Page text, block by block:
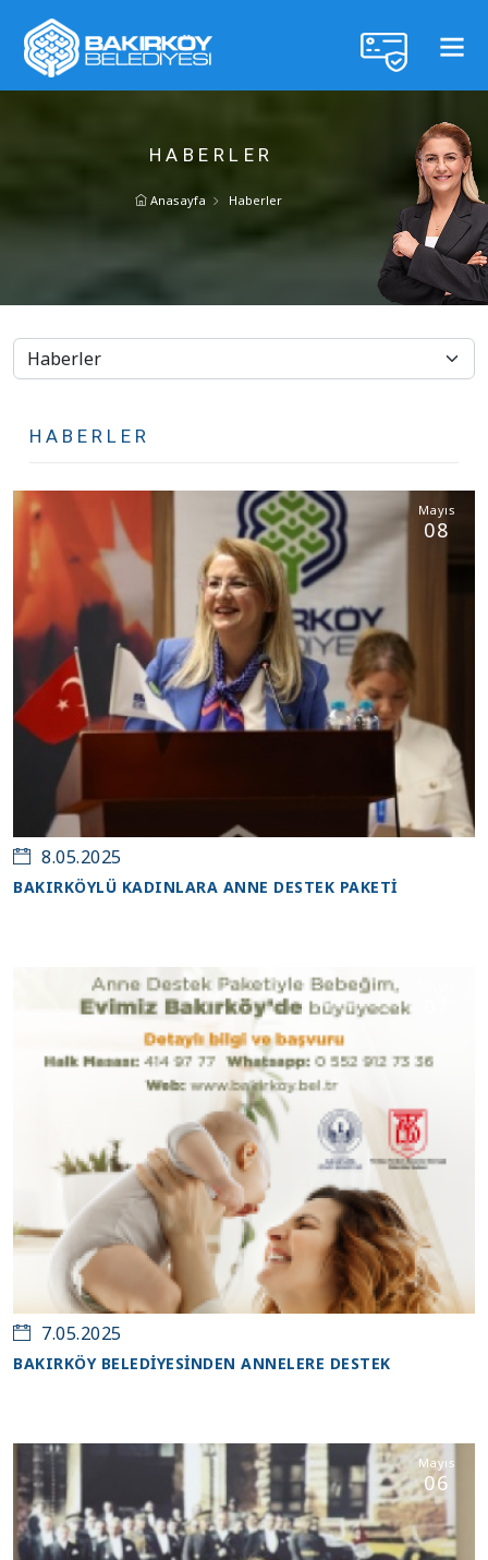
HABERLER
Anasayfa Haberler
HABERLER
Mayıs
08
8.05.2025
BAKIRKÖYLÜ KADINLARA ANNE DESTEK PAKETI
7.05.2025
BAKIRKÖY BELEDİYESİNDEN ANNELERE DESTEK
Mayıs
06